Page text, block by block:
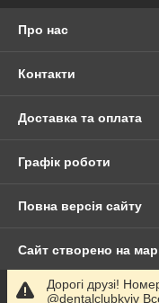
Про нас
Контакти
Доставка та оплата
Графік роботи
Повна версія сайту
Сайт створено на
Політика
Дорогі друзі!
@dentalclubkyiv